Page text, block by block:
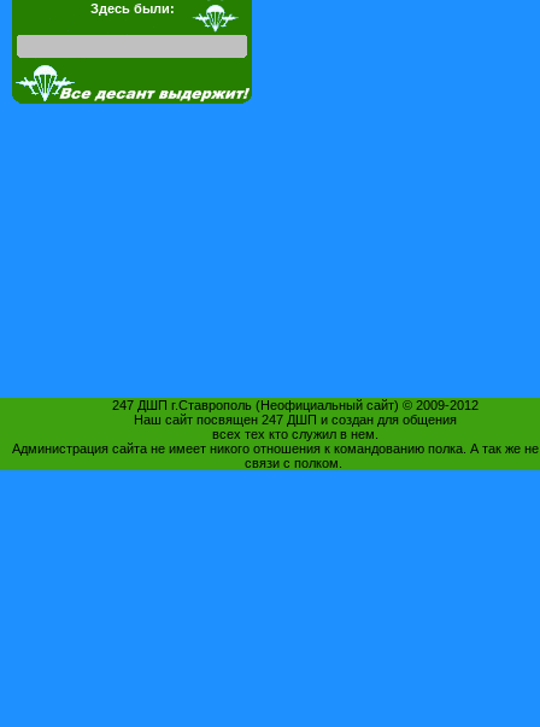
Здесь были:
247 ДШП г.Ставрополь (Неофициальный сайт) © 2009-2012
Наш сайт посвящен 247 ДШП и создан для общения
всех тех кто служил в нем.
Администрация сайта не имеет никого отношения к командованию полка. А так же
связи с полком.